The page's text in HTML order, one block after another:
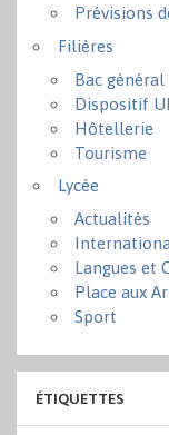
Prévisions
Filières
Bac général
Dispositif
Hôtellerie
Tourisme
Lycée
Actualités
Langues et
Place aux
Sport
ÉTIQUETTES